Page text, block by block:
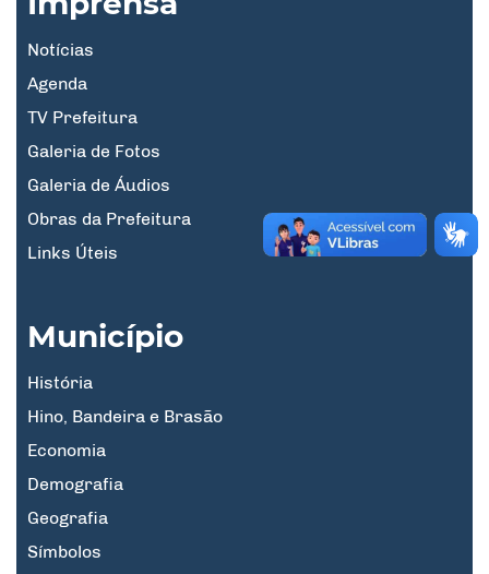
Notícias
Agenda
TV Prefeitura
Galeria de Fotos
Galeria de Áudios
Obras da Prefeitura
Links Úteis
Município
História
Hino, Bandeira e Brasão
Economia
Demografia
Geografia
Símbolos